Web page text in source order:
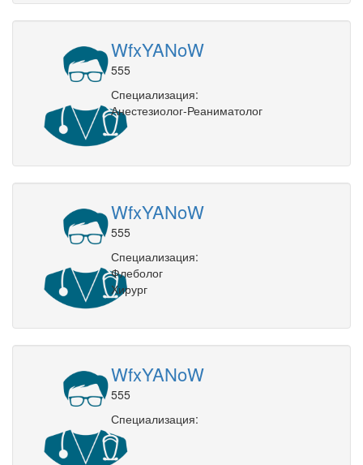
WfxYANoW
555
Специализация:
Анестезиолог-Реаниматолог
WfxYANoW
555
Специализация:
Флеболог
Хирург
WfxYANoW
555
Специализация: